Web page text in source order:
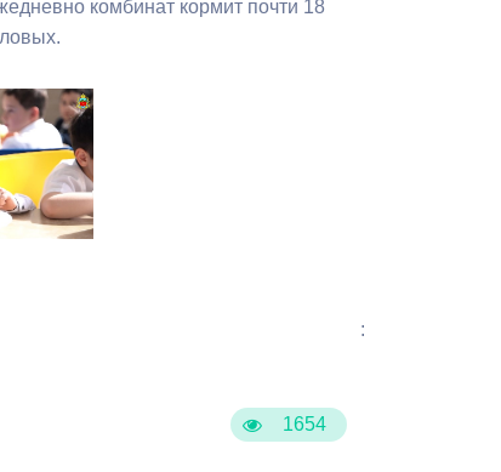
1654
комбинат кормит почти 18
: